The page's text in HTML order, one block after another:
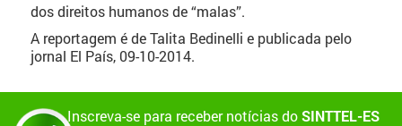
dos direitos humanos de “malas”.
A reportagem é de Talita Bedinelli e publicada pelo
jornal El País, 09-10-2014.
Inscreva-se para receber notícias doSINTTEL-ES